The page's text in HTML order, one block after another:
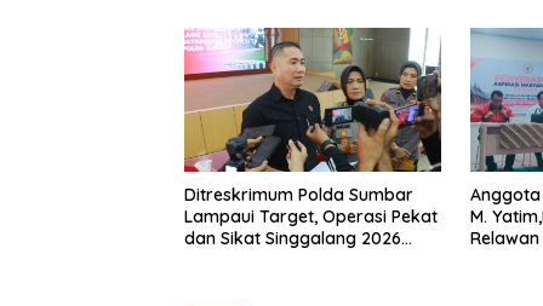
Ditreskrimum Polda Sumbar
Lampaui Target, Operasi Pekat
dan Sikat Singgalang 2026
Anggota
M.